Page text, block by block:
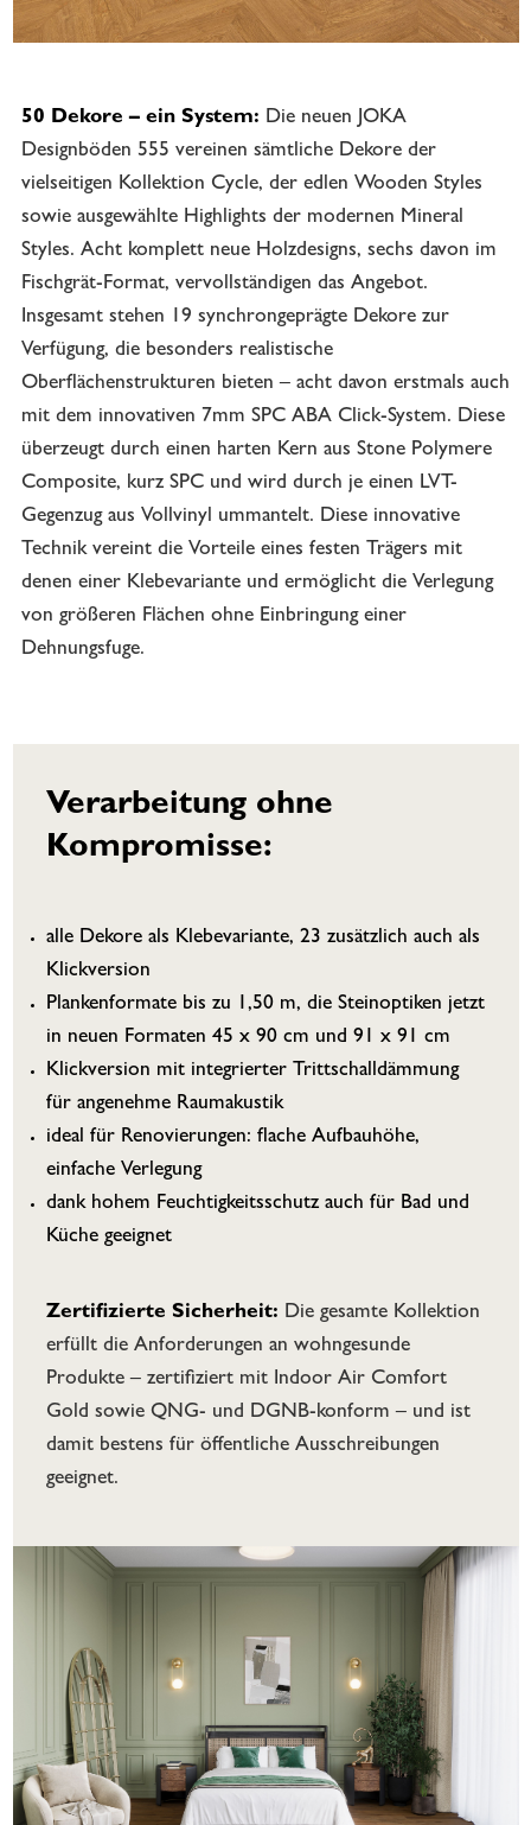
50 Dekore – ein System: Die neuen JOKA
Designböden 555 vereinen sämtliche Dekore der
vielseitigen Kollektion Cycle, der edlen Wooden Styles
sowie ausgewählte Highlights der modernen Mineral
Styles. Acht komplett neue Holzdesigns, sechs davon im
Fischgrät-Format, vervollständigen das Angebot.
Insgesamt stehen 19 synchrongeprägte Dekore zur
Verfügung, die besonders realistische
Oberflächenstrukturen bieten – acht davon erstmals auch
mit dem innovativen 7mm SPC ABA Click-System. Diese
überzeugt durch einen harten Kern aus Stone Polymere
Composite, kurz SPC und wird durch je einen LVT-
Gegenzug aus Vollvinyl ummantelt. Diese innovative
Technik vereint die Vorteile eines festen Trägers mit
denen einer Klebevariante und ermöglicht die Verlegung
von größeren Flächen ohne Einbringung einer
Dehnungsfuge.
Verarbeitung ohne
Kompromisse:
alle Dekore als Klebevariante, 23 zusätzlich auch als
Klickversion
Plankenformate bis zu 1,50 m, die Steinoptiken jetzt
in neuen Formaten 45 x 90 cm und 91 x 91 cm
Klickversion mit integrierter Trittschalldämmung
für angenehme Raumakustik
ideal für Renovierungen: flache Aufbauhöhe,
einfache Verlegung
dank hohem Feuchtigkeitsschutz auch für Bad und
Küche geeignet
Zertifizierte Sicherheit: Die gesamte Kollektion
erfüllt die Anforderungen an wohngesunde
Produkte – zertifiziert mit Indoor Air Comfort
Gold sowie QNG- und DGNB-konform – und ist
damit bestens für öffentliche Ausschreibungen
geeignet.